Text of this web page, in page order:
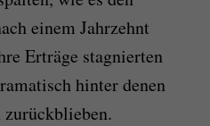
einem Jahrzehnt
Erträge stagnierten
hinter denen